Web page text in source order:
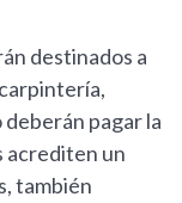
destinados a
pagar la
acrediten un
también